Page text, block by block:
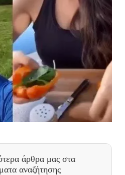
άρθρα μας στα
αναζήτησης